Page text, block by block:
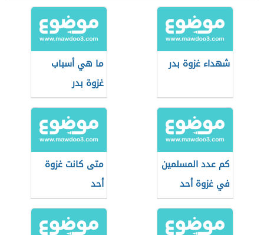
شهداء غزوة بدر
ما هي أسباب
غزوة بدر
كم عدد المسلمين
في غزوة أحد
متى كانت غزوة
أحد